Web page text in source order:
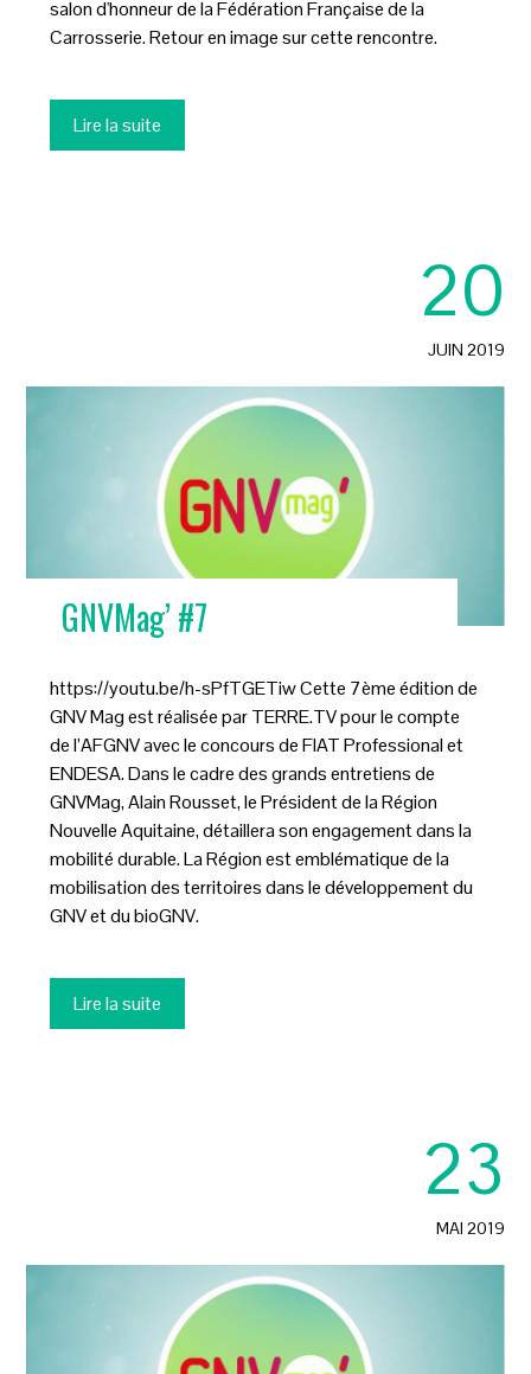
salon d'honneur de la Fédération Française de la
Carrosserie. Retour en image sur cette rencontre.
Lire la suite
20
JUIN 2019
GNVMag’ #7
https://youtu.be/h-sPfTGETiw Cette 7ème édition de
GNV Mag est réalisée par TERRE.TV pour le compte
de l’AFGNV avec le concours de FIAT Professional et
ENDESA. Dans le cadre des grands entretiens de
GNVMag, Alain Rousset, le Président de la Région
Nouvelle Aquitaine, détaillera son engagement dans la
mobilité durable. La Région est emblématique de la
mobilisation des territoires dans le développement du
GNV et du bioGNV.
Lire la suite
23
MAI 2019